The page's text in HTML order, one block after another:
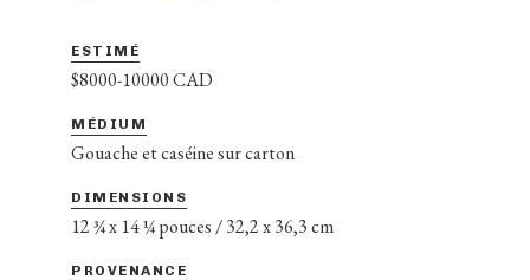
ESTIMÉ
$8000-10000 CAD
MÉDIUM
Gouache et caséine sur carton
DIMENSIONS
12 ¾ x 14 ¼ pouces / 32,2 x 36,3 cm
PROVENANCE